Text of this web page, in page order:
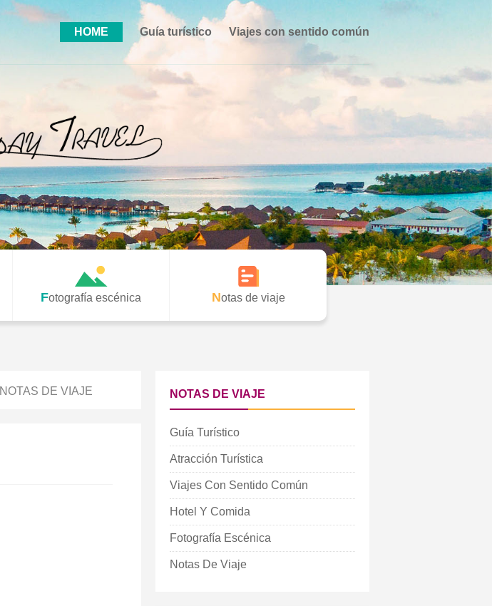
HOME Guía turístico Viajes con sentido común
Fotografía escénica Notas de viaje
NOTAS DE VIAJE NOTAS DE VIAJE
Guía Turístico
Atracción Turística
Viajes Con Sentido Común
Hotel Y Comida
Fotografía Escénica
Notas De Viaje